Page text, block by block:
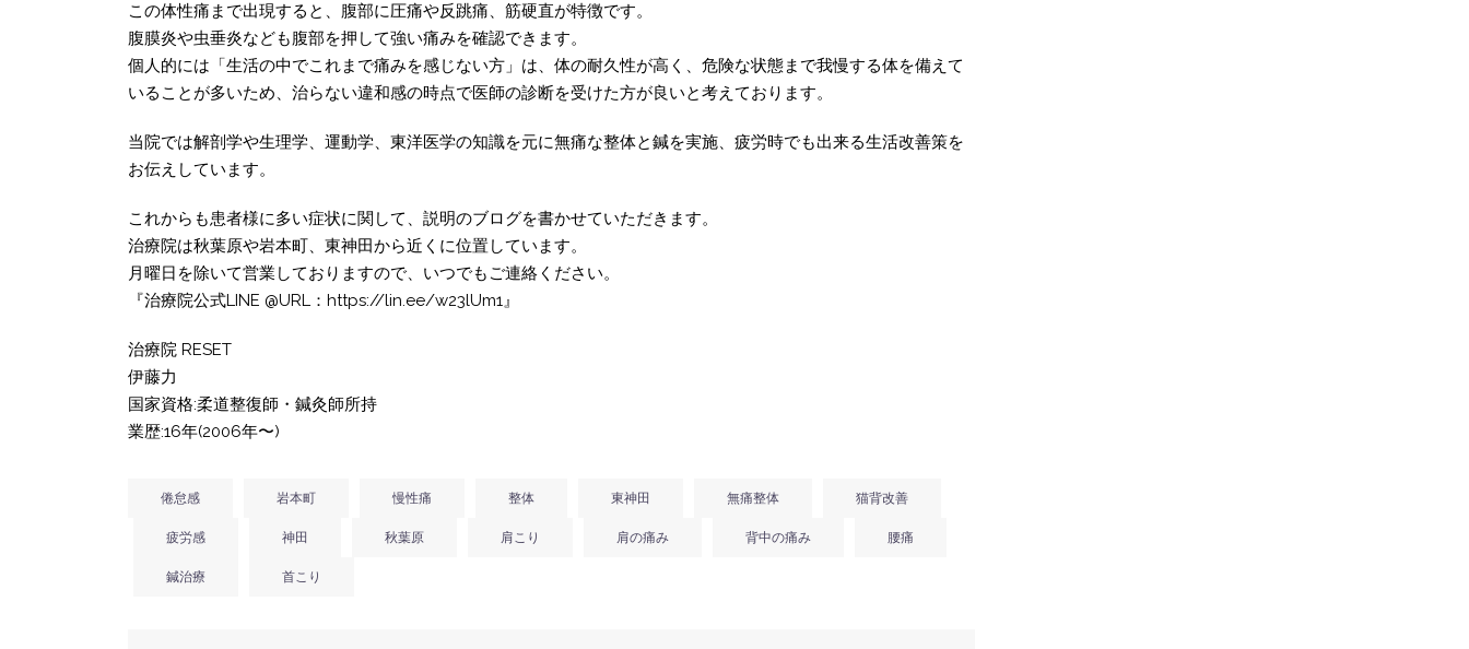
この体性痛まで出現すると、腹部に圧痛や反跳痛、筋硬直が特徴です。
腹膜炎や虫垂炎なども腹部を押して強い痛みを確認できます。
個人的には「生活の中でこれまで痛みを感じない方」は、体の耐久性が高く、危険な状態まで我慢する体を備えて
いることが多いため、治らない違和感の時点で医師の診断を受けた方が良いと考えております。
当院では解剖学や生理学、運動学、東洋医学の知識を元に無痛な整体と鍼を実施、疲労時でも出来る生活改善策を
お伝えしています。
これからも患者様に多い症状に関して、説明のブログを書かせていただきます。
治療院は秋葉原や岩本町、東神田から近くに位置しています。
月曜日を除いて営業しておりますので、いつでもご連絡ください。
『治療院公式LINE @URL：https://lin.ee/w23lUm1』
治療院 RESET
伊藤力
国家資格:柔道整復師・鍼灸師所持
業歴:16年(2006年〜)
倦怠感 岩本町 慢性痛 整体 東神田 無痛整体 猫背改善
疲労感 神田 秋葉原 肩こり 肩の痛み 背中の痛み 腰痛
鍼治療 首こり